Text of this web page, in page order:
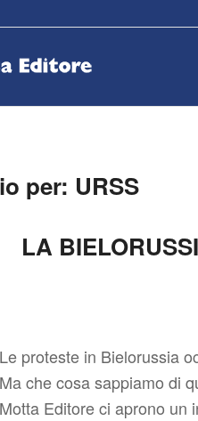
per: URSS
LA
Le proteste in Bielorussia
Ma che cosa sappiamo di
Motta Editore ci aprono un